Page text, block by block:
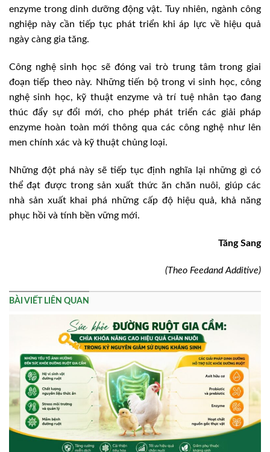
enzyme trong dinh dưỡng động vật. Tuy nhiên, ngành công
nghiệp này cần tiếp tục phát triển khi áp lực về hiệu quả
ngày càng gia tăng.
Công nghệ sinh học sẽ đóng vai trò trung tâm trong giai
đoạn tiếp theo này. Những tiến bộ trong vi sinh học, công
nghệ sinh học, kỹ thuật enzyme và trí tuệ nhân tạo đang
thúc đẩy sự đổi mới, cho phép phát triển các giải pháp
enzyme hoàn toàn mới thông qua các công nghệ như lên
men chính xác và kỹ thuật chủng loại.
Những đột phá này sẽ tiếp tục định nghĩa lại những gì có
thể đạt được trong sản xuất thức ăn chăn nuôi, giúp các
nhà sản xuất khai phá những cấp độ hiệu quả, khả năng
phục hồi và tính bền vững mới.
Tăng Sang
(Theo Feedand Additive)
BÀI VIẾT LIÊN QUAN